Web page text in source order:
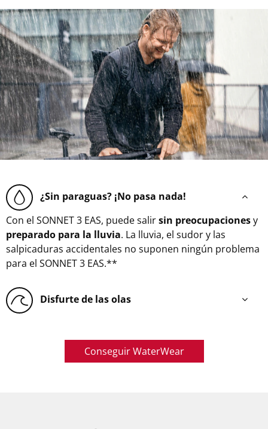
¿Sin paraguas? ¡No pasa nada!
Con el SONNET 3 EAS, puede salirsin preocupacionesy
preparado para la lluvia. La lluvia, el sudor y las
salpicaduras accidentales no suponen ningún problema
para el SONNET 3 EAS.**
Disfurte de las olas
Conseguir WaterWear